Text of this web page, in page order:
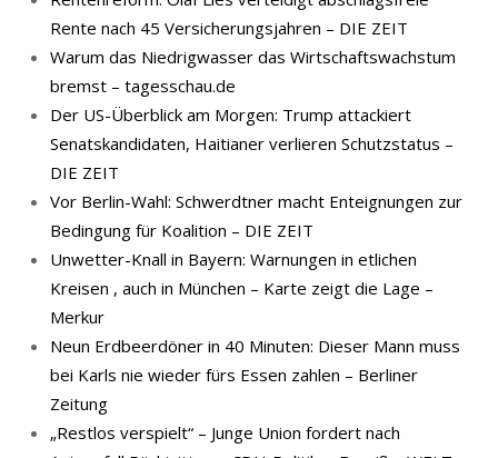
Rente nach 45 Versicherungsjahren – DIE ZEIT
Warum das Niedrigwasser das Wirtschaftswachstum
bremst – tagesschau.de
Der US-Überblick am Morgen: Trump attackiert
Senatskandidaten, Haitianer verlieren Schutzstatus –
DIE ZEIT
Vor Berlin-Wahl: Schwerdtner macht Enteignungen zur
Bedingung für Koalition – DIE ZEIT
Unwetter-Knall in Bayern: Warnungen in etlichen
Kreisen , auch in München – Karte zeigt die Lage –
Merkur
Neun Erdbeerdöner in 40 Minuten: Dieser Mann muss
bei Karls nie wieder fürs Essen zahlen – Berliner
Zeitung
„Restlos verspielt“ – Junge Union fordert nach